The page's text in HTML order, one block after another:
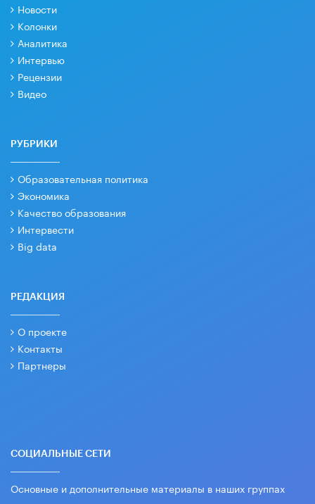
Новости
Колонки
Аналитика
Интервью
Рецензии
Видео
РУБРИКИ
Образовательная политика
Экономика
Качество образования
Интервести
Big data
РЕДАКЦИЯ
О проекте
Контакты
Партнеры
СОЦИАЛЬНЫЕ СЕТИ
Основные и дополнительные материалы в наших группах